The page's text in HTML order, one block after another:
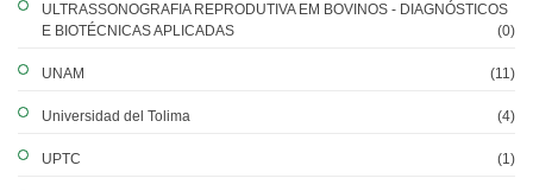
ULTRASSONOGRAFIA REPRODUTIVA EM BOVINOS - DIAGNÓSTICOS
E BIOTÉCNICAS APLICADAS
(0)
UNAM (11)
Universidad del Tolima (4)
UPTC (1)